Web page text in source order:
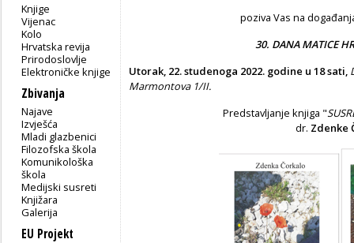
Knjige
Vijenac
Kolo
Hrvatska revija
Prirodoslovlje
Elektroničke knjige
Zbivanja
Najave
Izvješća
Mladi glazbenici
Filozofska škola
Komunikološka
škola
Medijski susreti
Knjižara
Galerija
EU Projekt
poziva Vas na
30. DANA MATICE
Utorak, 22. studenoga 2022. godine u 18 sati,
Marmontova 1/II.
Predstavljanje knjiga "
dr. Zdenke